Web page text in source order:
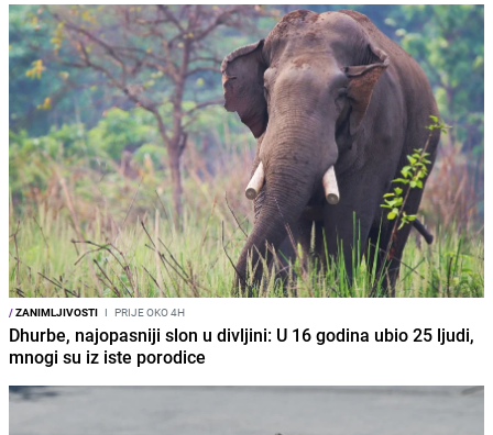
/ZANIMLJIVOSTI I PRIJE OKO 4H
Dhurbe, najopasniji slon u divljini: U 16 godina ubio 25 ljudi,
mnogi su iz iste porodice